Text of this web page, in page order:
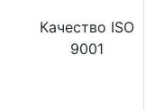
Качество ISO
9001